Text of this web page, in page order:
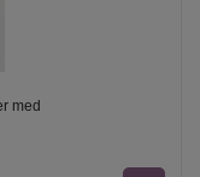
med